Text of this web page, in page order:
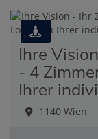
Ihre
- 4
Ihrer
1140 Wien